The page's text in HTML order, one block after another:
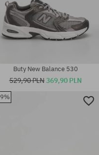
Buty New Balance 530
529,90 PLN369,90 PLN